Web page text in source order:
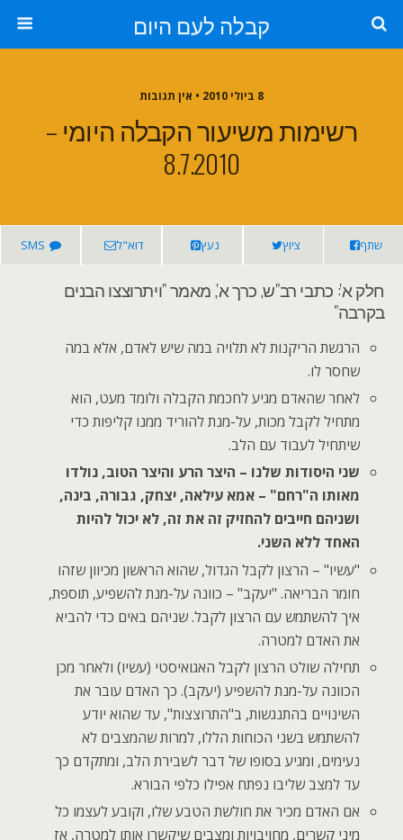
קבלה לעם היום
8 ביולי 2010 • אין תגובות
רשימות משיעור הקבלה היומי –
8.7.2010
שתף ציוץ נעץ דוא"ל SMS
חלק א': כתבי רב"ש, כרך א', מאמר "ויתרוצצו הבנים
בקרבה"
הרגשת הריקנות לא תלויה במה שיש לאדם, אלא במה
שחסר לו.
לאחר שהאדם מגיע לחכמת הקבלה ולומד מעט, הוא
מתחיל לקבל מכות, על-מנת להוריד ממנו קליפות כדי
שיתחיל לעבוד עם הלב.
שני היסודות שלנו – היצר הרע והיצר הטוב, נולדו
מאותו ה"רחם" – אמא עילאה, יצחק, גבורה, בינה,
ושניהם חייבים להחזיק זה את זה, לא יכול להיות
האחד ללא השני.
"עשיו" – הרצון לקבל הגדול, שהוא הראשון מכיוון שזהו
חומר הבריאה. "יעקב" – כוונה על-מנת להשפיע, תוספת,
איך להשתמש עם הרצון לקבל. שניהם באים כדי להביא
את האדם למטרה.
תחילה שולט הרצון לקבל האגואיסטי (עשיו) ולאחר מכן
הכוונה על-מנת להשפיע (יעקב). כך האדם עובר את
השינויים בהתנגשות, ב"התרוצצות", עד שהוא יודע
להשתמש בשני הכוחות הללו, למרות שהמצבים לא
נעימים, ומגיע בסופו של דבר לשבירת הלב, ומתקדם כך
עד למצב שליבו נפתח אפילו כלפי הבורא.
אם האדם מכיר את חולשת הטבע שלו, וקובע לעצמו כל
מיני קשרים, מחויבויות ומצבים שיקשרו אותו למטרה, אז